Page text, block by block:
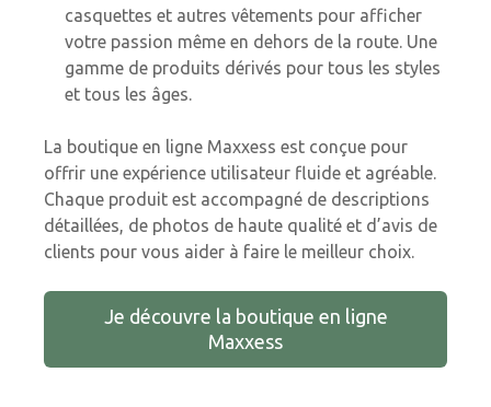
casquettes et autres vêtements pour afficher
votre passion même en dehors de la route. Une
gamme de produits dérivés pour tous les styles
et tous les âges.
La boutique en ligne Maxxess est conçue pour
offrir une expérience utilisateur fluide et agréable.
Chaque produit est accompagné de descriptions
détaillées, de photos de haute qualité et d’avis de
clients pour vous aider à faire le meilleur choix.
Je découvre la boutique en ligne
Maxxess